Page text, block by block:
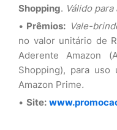
Shopping. Válido
Prêmios: Vale-
no valor unitário de
Aderente Amazon
Shopping), para uso
Amazon Prime.
Site: